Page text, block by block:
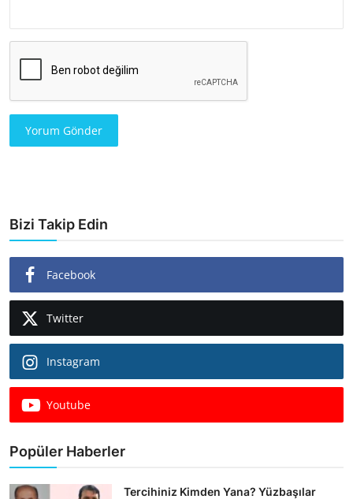
Yorum Gönder
Bizi Takip Edin
Facebook
Twitter
Instagram
Youtube
Popüler Haberler
Tercihiniz Kimden Yana? Yüzbaşılar